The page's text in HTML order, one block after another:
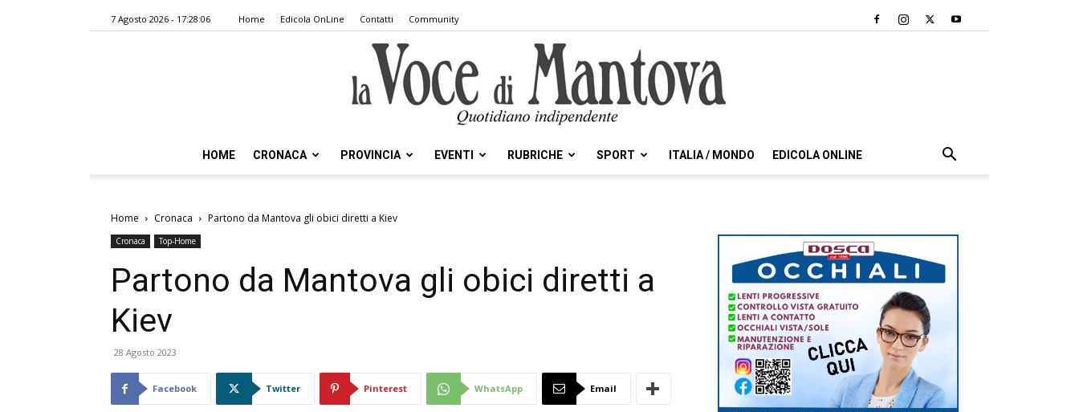
7 Agosto 2026 - 17:28:06 Home Edicola OnLine Contatti Community
Voce
HOME CRONACA PROVINCIA EVENTI RUBRICHE SPORT ITALIA / MONDO EDICOLA ONLINE
Home Cronaca Partono da Mantova gli obici diretti a Kiev
Cronaca Top-Home
Partono da Mantova gli obici diretti a
Kiev
28 Agosto 2023
Facebook Twitter Pinterest WhatsApp Email